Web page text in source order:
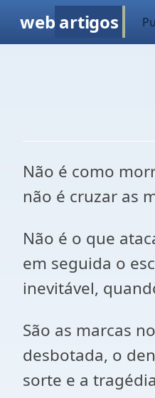
web artigos
Não é como
não é cruzar as
Não é o que
em seguida o
inevitável,
São as marcas
desbotada, o
sorte e a